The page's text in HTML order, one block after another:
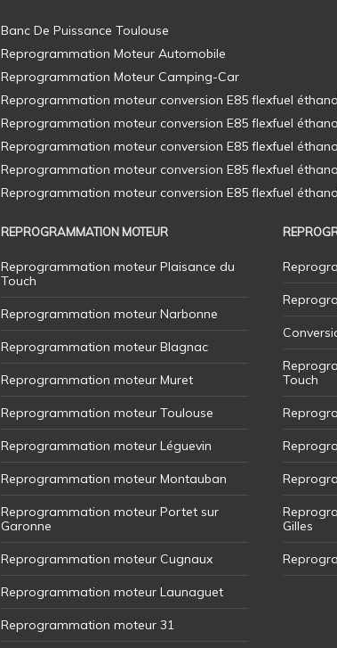
REPROGRAMMATION MOTEUR
Reprogrammation moteur Plaisance du
Touch
Reprogrammation moteur Narbonne
Reprogrammation moteur Blagnac
Reprogrammation moteur Muret
Reprogrammation moteur Toulouse
Reprogrammation moteur Léguevin
Reprogrammation moteur Montauban
Reprogrammation moteur Portet sur
Garonne
Reprogrammation moteur Cugnaux
Reprogrammation moteur Launaguet
Reprogrammation moteur 31
Touch
Gilles
Banc De Puissance Toulouse
Reprogrammation Moteur Automobile
Reprogrammation Moteur Camping-Car
Reprogrammation moteur conversion E85 flexfuel
Reprogrammation moteur conversion E85 flexfuel
Reprogrammation moteur conversion E85 flexfuel
Reprogrammation moteur conversion E85 flexfuel
Reprogrammation moteur conversion E85 flexfuel